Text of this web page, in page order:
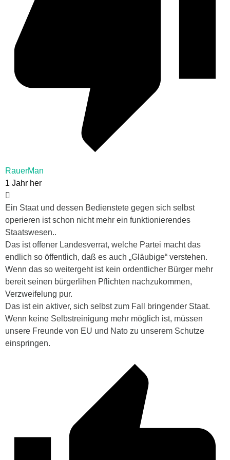
RauerMan
1 Jahr her
Ein Staat und dessen Bedienstete gegen sich selbst
operieren ist schon nicht mehr ein funktionierendes
Staatswesen..
Das ist offener Landesverrat, welche Partei macht das
endlich so öffentlich, daß es auch „Gläubige“ verstehen.
Wenn das so weitergeht ist kein ordentlicher Bürger mehr
bereit seinen bürgerlihen Pflichten nachzukommen,
Verzweifelung pur.
Das ist ein aktiver, sich selbst zum Fall bringender Staat.
Wenn keine Selbstreinigung mehr möglich ist, müssen
unsere Freunde von EU und Nato zu unserem Schutze
einspringen.